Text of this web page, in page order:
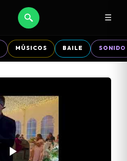
☰
MÚSICOS BAILE SONIDO